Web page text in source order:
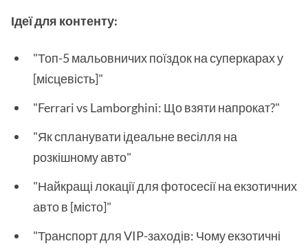
Ідеї для контенту:
"Топ-5 мальовничих поїздок на суперкарах у
[місцевість]"
"Ferrari vs Lamborghini: Що взяти напрокат?"
"Як спланувати ідеальне весілля на
розкішному авто"
"Найкращі локації для фотосесії на екзотичних
авто в [місто]"
"Транспорт для VIP-заходів: Чому екзотичні